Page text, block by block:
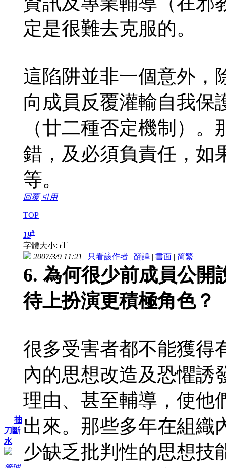
定是很難去克服的。
這陷阱並非一個意外，
向成員反覆灌輸自我保
（廿二種否定機制）
錯，及必須負責任，如
等。
回覆 引用
TOP
抽
刀斷
水
19#
字體大小: tT
2007/3/9 11:21 | 只看該作者 | 翻譯 | 書面 | 简繁
6. 為何很少前成員公開
待上扮演更積極角色？
很多受害者都不能獲得
內的思想改造及恐懼誘
理由、甚至輔導，使他
出來。那些多年在組織
少缺乏批判性的思想技